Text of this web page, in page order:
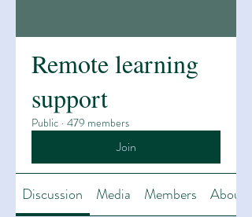
Remote learning
support
Public · 479 members
Join
Discussion Media Members About